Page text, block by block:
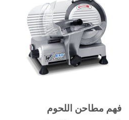
فهم مطاحن اللحوم